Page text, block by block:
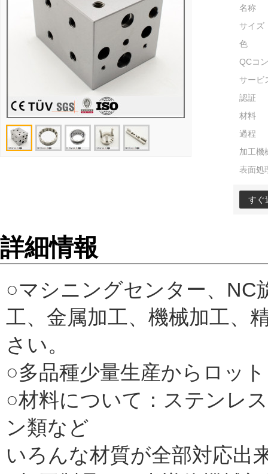
名称
サイズ
色
QCコ
サービ
認証
材料
過程
加工機
表面処
すぐ
詳細情報
○マシニングセンター、NC
工、金属加工、機械加工、
さい。
○多品種少量生産からロッ
○材料について：ステンレ
ン類など
いろんな材質が全部対応出